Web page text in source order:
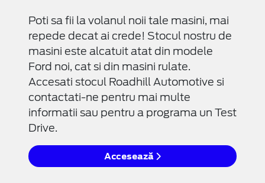
Poti sa fii la volanul noii tale masini, mai
repede decat ai crede! Stocul nostru de
masini este alcatuit atat din modele
Ford noi, cat si din masini rulate.
Accesati stocul Roadhill Automotive si
contactati-ne pentru mai multe
informatii sau pentru a programa un Test
Drive.
Accesează